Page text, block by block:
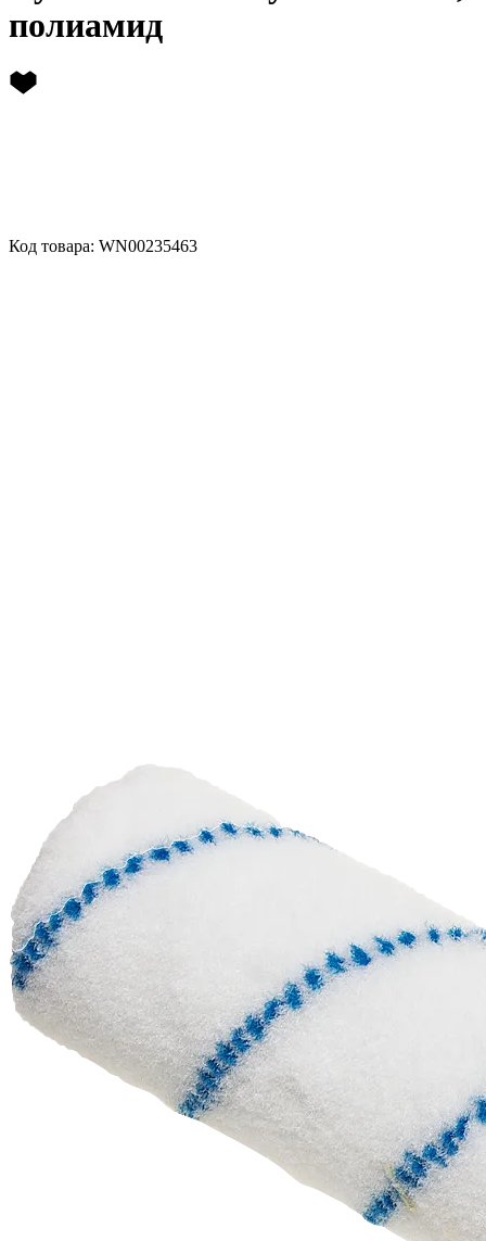
полиамид
Код товара: WN00235463